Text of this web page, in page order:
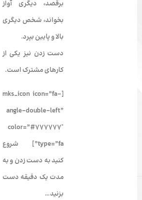
برقصد، دیگری آواز
بخواند، شخص دیگری
بالا و پایین بپرد.
دست زدن نیز یکی از
کارهای مشترک است.
[mks_icon icon=”fa-
angle-double-left”
color=”#777777″
type=”fa”] شروع
کنید به دست زدن و به
مدت یک دقیقه دست
بزنید…